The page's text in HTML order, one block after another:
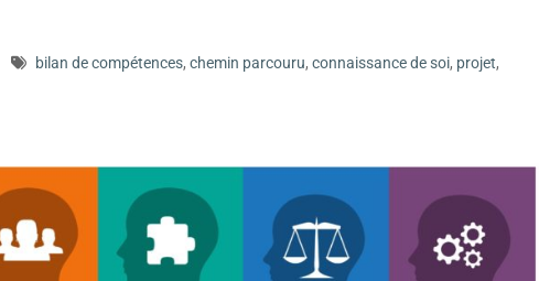
bilan de compétences, chemin parcouru, connaissance de soi, projet,